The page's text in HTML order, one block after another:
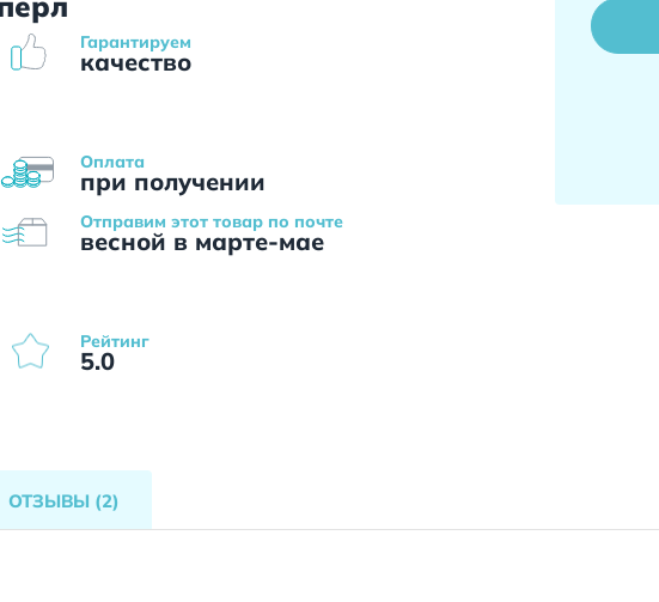
Оплата
при получении
Гарантируем
качество
Отправим этот товар по почте
весной в марте-мае
Рейтинг
5.0
ОТЗЫВЫ (2)